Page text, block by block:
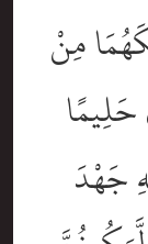
مِنْ
جَهْدَ